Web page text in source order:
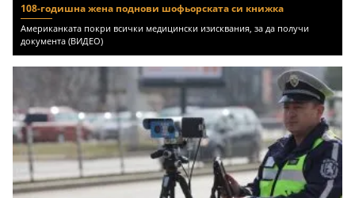
108-годишна жена поднови шофьорската си книжка
Американката покри всички медицински изисквания, за да получи
документа (ВИДЕО)